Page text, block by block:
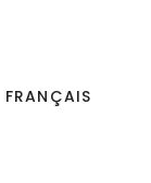
FRANÇAIS